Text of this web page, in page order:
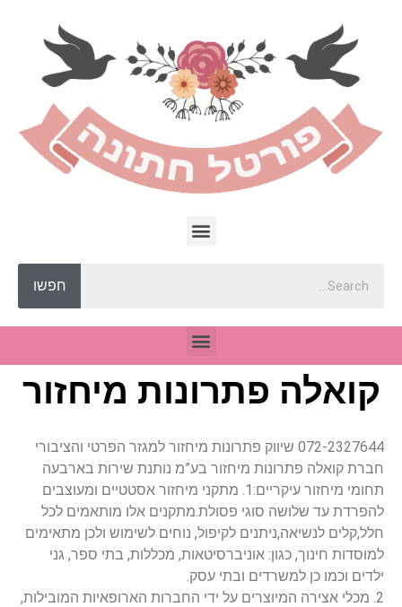
חפשו
קואלה פתרונות מיחזור
072-2327644 שיווק פתרונות מיחזור למגזר הפרטי והציבורי
חברת קואלה פתרונות מיחזור בע”מ נותנת שירות בארבעה
תחומי מיחזור עיקריים:1. מתקני מיחזור אסטטיים ומעוצבים
להפרדת עד שלושה סוגי פסולת.מתקנים אלו מותאמים לכל
חלל,קלים לנשיאה,ניתנים לקיפול, נוחים לשימוש ולכן מתאימים
למוסדות חינוך, כגון: אוניברסיטאות, מכללות, בתי ספר, גני
ילדים וכמו כן למשרדים ובתי עסק.
2. מכלי אצירה המיוצרים על ידי החברות הארופאיות המובילות,